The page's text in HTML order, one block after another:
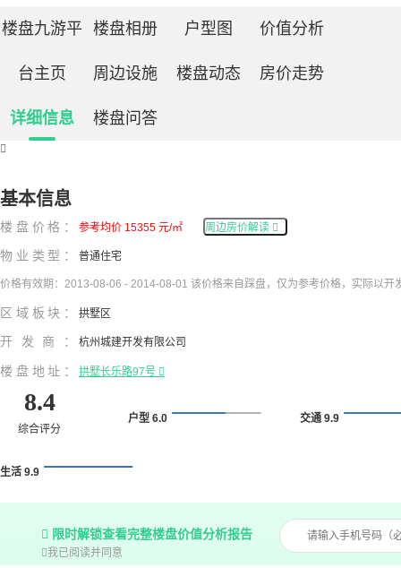
楼盘九游平
台主页
楼盘相册 户型图 价值分析
周边设施 楼盘动态 房价走势
详细信息 楼盘问答

基本信息
楼盘价格： 参考均价 15355 元/㎡ 周边房价解读 
物业类型： 普通住宅
价格有效期：2013-08-06 - 2014-08-01 该价格来自踩盘，仅为参考价格，实际以开
区域板块： 拱墅区
开发商： 杭州城建开发有限公司
楼盘地址： 拱墅长乐路97号 
8.4
综合评分
户型 6.0 交通 9.9
生活 9.9
 限时解锁查看完整楼盘价值分析报告
我已阅读并同意